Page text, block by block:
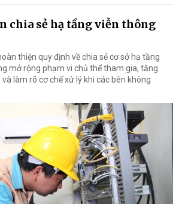
chia sẻ hạ tầng viễn thông
thiện quy định về chia sẻ cơ sở hạ tầng
mở rộng phạm vi chủ thể tham gia, tăng
làm rõ cơ chế xử lý khi các bên không